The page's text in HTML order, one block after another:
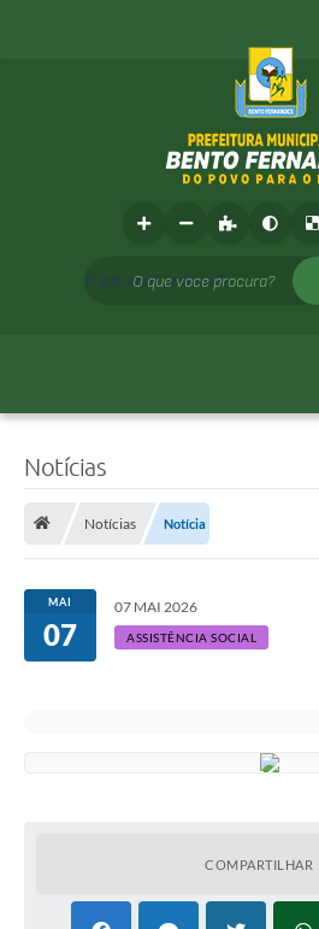
O que voce procura?
Notícias
Notícias Notícia
MAI
07
07 MAI 2026
ASSISTÊNCIA SOCIAL
COMPARTILHAR